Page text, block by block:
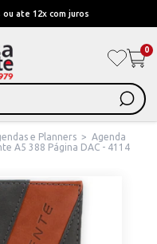
ate 12x com juros
0
e Planners > Agenda
A5 388 Página DAC - 4114